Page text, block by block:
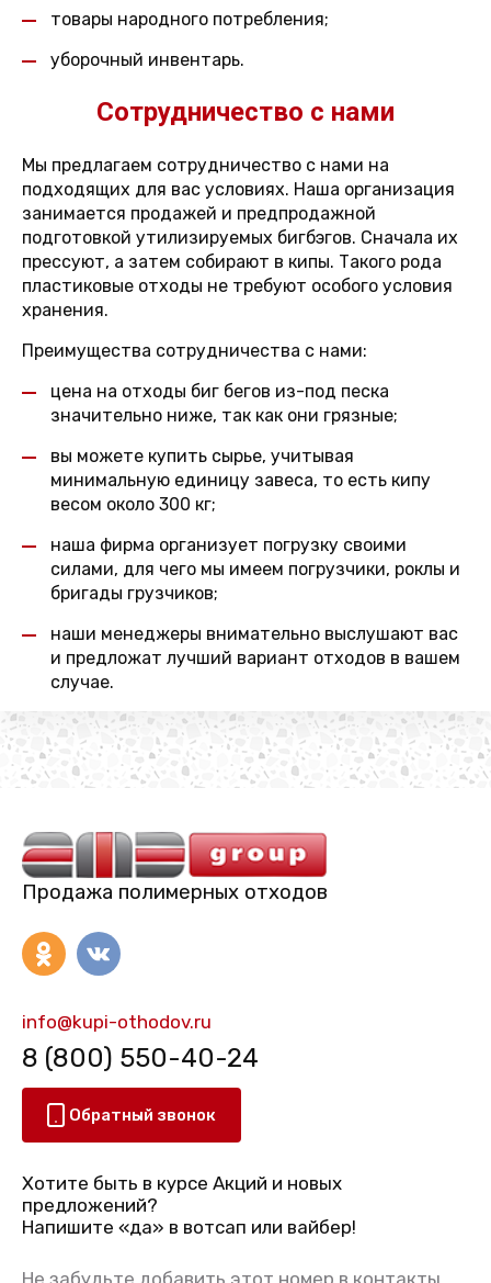
товары народного потребления;
уборочный инвентарь.
Сотрудничество с нами
Мы предлагаем сотрудничество с нами на
подходящих для вас условиях. Наша организация
занимается продажей и предпродажной
подготовкой утилизируемых бигбэгов. Сначала их
прессуют, а затем собирают в кипы. Такого рода
пластиковые отходы не требуют особого условия
хранения.
Преимущества сотрудничества с нами:
цена на отходы биг бегов из-под песка
значительно ниже, так как они грязные;
вы можете купить сырье, учитывая
минимальную единицу завеса, то есть кипу
весом около 300 кг;
наша фирма организует погрузку своими
силами, для чего мы имеем погрузчики, роклы и
бригады грузчиков;
наши менеджеры внимательно выслушают вас
и предложат лучший вариант отходов в вашем
случае.
Продажа полимерных отходов
info@kupi-othodov.ru
8 (800) 550-40-24
Обратный звонок
Хотите быть в курсе Акций и новых
предложений?
Напишите «да» в вотсап или вайбер!